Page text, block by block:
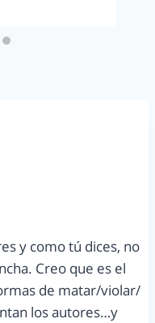
y como tú dices, no
Creo que es el
de matar/violar/
los autores…y